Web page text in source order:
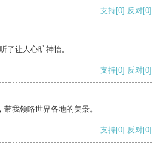
支持[0] 反对[0]
了让人心旷神怡。
支持[0] 反对[0]
我领略世界各地的美景。
支持[0] 反对[0]